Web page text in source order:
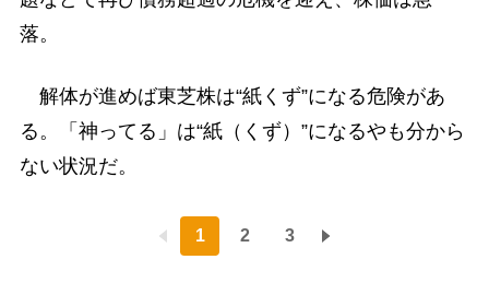
落。
解体が進めば東芝株は“紙くず”になる危険があ
る。「神ってる」は“紙（くず）”になるやも分から
ない状況だ。
1 2 3